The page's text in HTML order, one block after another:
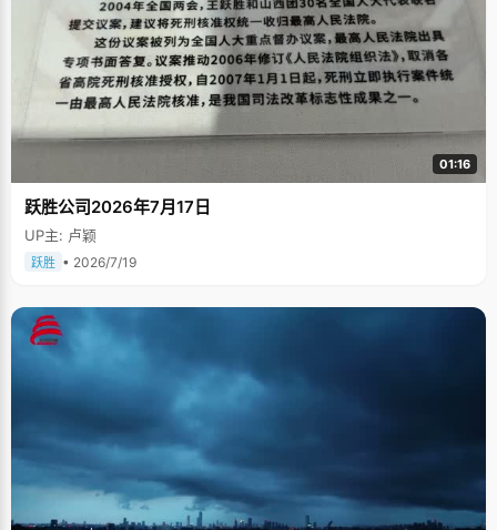
01:16
跃胜公司2026年7月17日
UP主: 卢颖
跃胜 • 2026/7/19